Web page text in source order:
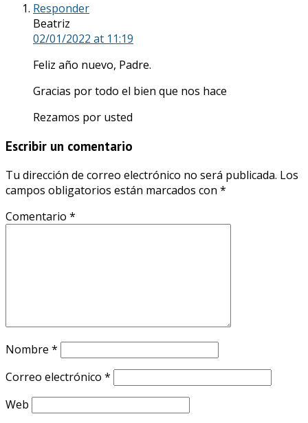
Responder
Beatriz
02/01/2022 at 11:19
Feliz año nuevo, Padre.
Gracias por todo el bien que nos hace
Rezamos por usted
Escribir un comentario
Tu dirección de correo electrónico no será publicada. Los
campos obligatorios están marcados con *
Comentario *
Nombre *
Correo electrónico *
Web